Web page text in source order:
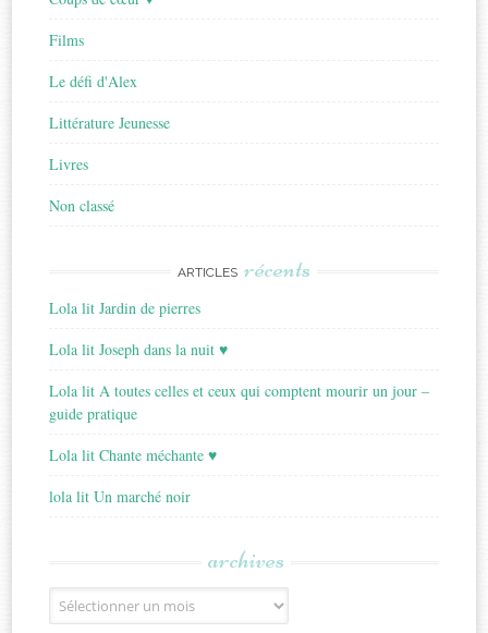
Films
Le défi d'Alex
Littérature Jeunesse
Livres
Non classé
ARTICLES récents
Lola lit Jardin de pierres
Lola lit Joseph dans la nuit ♥
Lola lit A toutes celles et ceux qui comptent mourir un jour –
guide pratique
Lola lit Chante méchante ♥
lola lit Un marché noir
archives
Archives